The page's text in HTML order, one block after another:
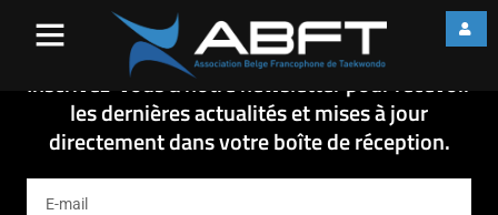
ANS TROPHY2014 NL
Inscrivez-vous à notre newsletter pour recevoir
les dernières actualités et mises à jour
directement dans votre boîte de réception.